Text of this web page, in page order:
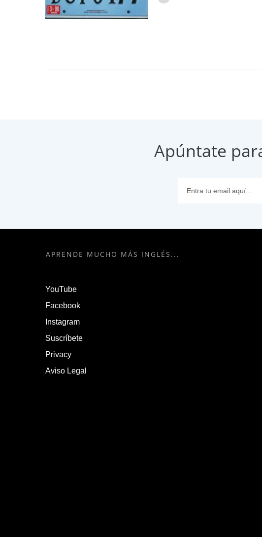
Apúntate
APRENDE MUCHO MÁS INGLÉS...
YouTube
Facebook
Instagram
Suscríbete
Privacy
Aviso Legal